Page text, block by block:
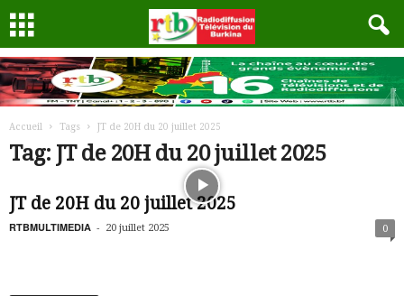
Accueil Tags JT de 20H du 20 juillet 2025
Tag: JT de 20H du 20 juillet 2025
JT de 20H du 20 juillet 2025
RTBMULTIMEDIA - 20 juillet 2025 0